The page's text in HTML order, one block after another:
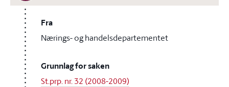
Fra
Nærings- og handelsdepartementet
Grunnlag for saken
St.prp. nr. 32 (2008-2009)